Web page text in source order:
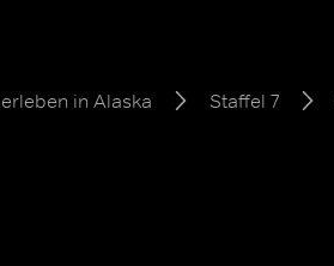
in Alaska Staffel 7